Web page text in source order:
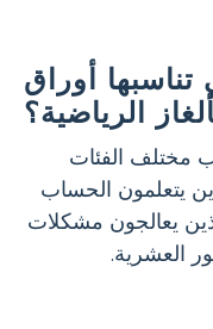
تناسبها أوراق
الرياضية؟
مختلف الفئات
يتعلمون الحساب
يعالجون مشكلات
العشرية.